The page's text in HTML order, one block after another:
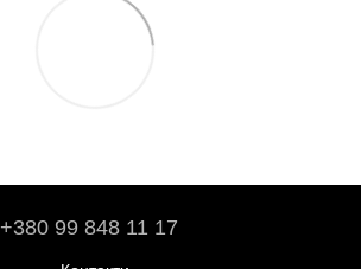
+380 99 848 11 17